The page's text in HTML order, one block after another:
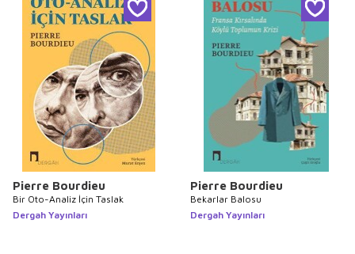
Pierre Bourdieu
Bir Oto-Analiz İçin Taslak
Dergah Yayınları
Pierre Bourdieu
Bekarlar Balosu
Dergah Yayınları